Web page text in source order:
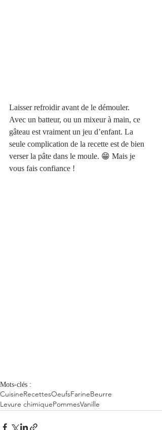
Laisser refroidir avant de le démouler.
Avec un batteur, ou un mixeur à main, ce
gâteau est vraiment un jeu d’enfant. La
seule complication de la recette est de bien
verser la pâte dans le moule. 😁 Mais je
vous fais confiance !
Mots-clés :
CuisineRecettesOeufsFarineBeurre
Levure chimiquePommesVanille